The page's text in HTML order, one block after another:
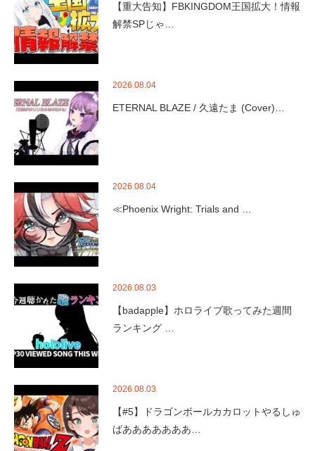
【重大告知】FBKINGDOM王国拡大！情報
解禁SPじゃ…
2026.08.04
ETERNAL BLAZE / 久遠たま (Cover)…
2026.08.04
≪Phoenix Wright: Trials and …
2026.08.03
【badapple】ホロライブ歌ってみた週間
ランキング …
2026.08.03
【#5】ドラゴンボールカカロットやるしゅ
ばあああああああ…